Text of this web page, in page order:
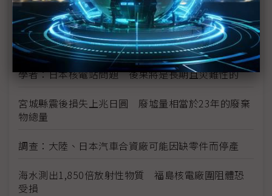
日震限電影響 光學玻璃廠小原、Hoya相繼宣布減產
富士通指震災讓該公司損失數十億日圓
學者：日本核電站問題 後果將是長期且災難性的
宮城縣震後損失上兆日圓 廢墟量相當於23年的廢棄
物總量
調查：大陸、日本汽車合資廠可能因缺零件而停產
海水測出1,850倍放射性物質 福島核電廠圍阻體恐
受損